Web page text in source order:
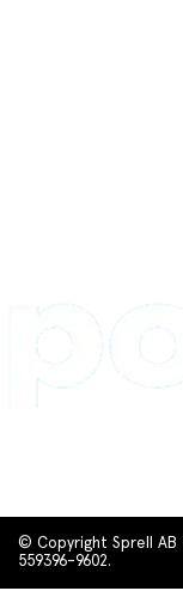
© Copyright Sprell AB
559396-9602.